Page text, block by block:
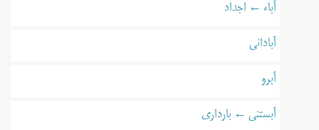
آباء ← اجداد
آبادانی
آبرو
آبستنی ← بارداری